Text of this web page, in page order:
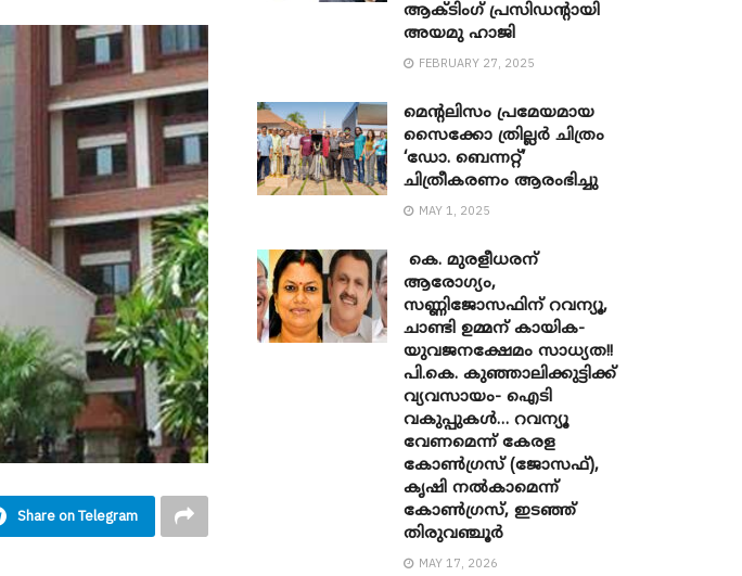
Share on Telegram
ആക്ടിംഗ് പ്രസിഡന്റായി
അയമു ഹാജി
FEBRUARY 27, 2025
മെന്‍റലിസം പ്രമേയമായ
സൈക്കോ ത്രില്ലർ ചിത്രം
‘ഡോ. ബെന്നറ്റ്’
ചിത്രീകരണം ആരംഭിച്ചു
MAY 1, 2025
കെ. മുരളീധരന്
ആരോഗ്യം,
സണ്ണിജോസഫിന് റവന്യൂ,
ചാണ്ടി ഉമ്മന് കായിക-
യുവജനക്ഷേമം സാധ്യത!!
പി.കെ. കുഞ്ഞാലിക്കുട്ടിക്ക്
വ്യവസായം- ഐടി
വകുപ്പുകൾ… റവന്യൂ
വേണമെന്ന് കേരള
കോൺഗ്രസ് (ജോസഫ്),
കൃഷി നൽകാമെന്ന്
കോൺഗ്രസ്, ഇടഞ്ഞ്
തിരുവഞ്ചൂർ
MAY 17, 2026